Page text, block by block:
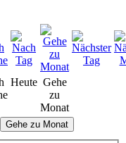
Heute Gehe
zu
Monat
Gehe zu Monat